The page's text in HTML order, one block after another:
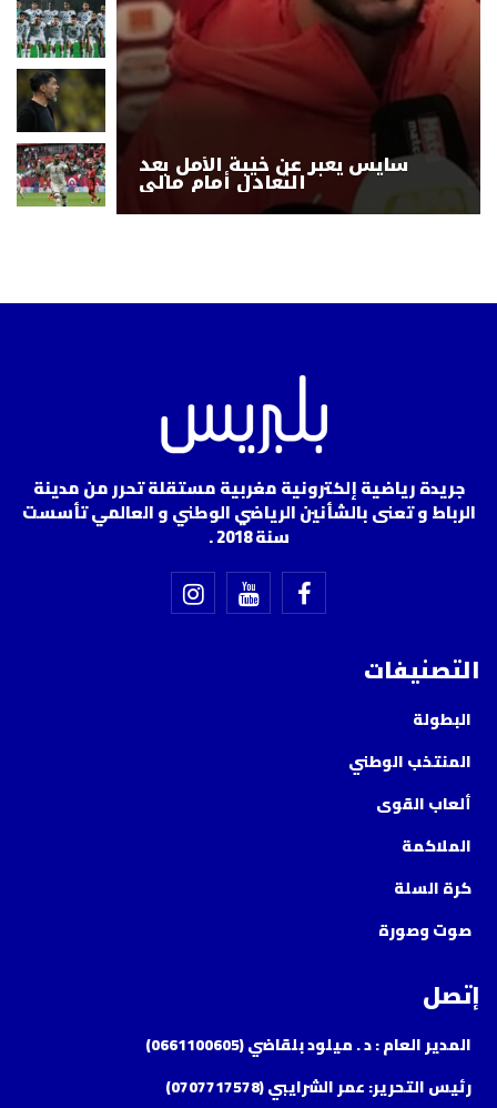
سايس يعبر عن خيبة الأمل بعد
التعادل أمام مالي
جريدة رياضية إلكترونية مغربية مستقلة تحرر من مدينة
الرباط و تعنى بالشأنين الرياضي الوطني و العالمي تأسست
سنة 2018 .
التصنيفات
البطولة
المنتخب الوطني
ألعاب القوى
الملاكمة
كرة السلة
صوت وصورة
إتصل
المدير العام : د . ميلود بلقاضي (0661100605)
رئيس التحرير: عمر الشرايبي (0707717578)